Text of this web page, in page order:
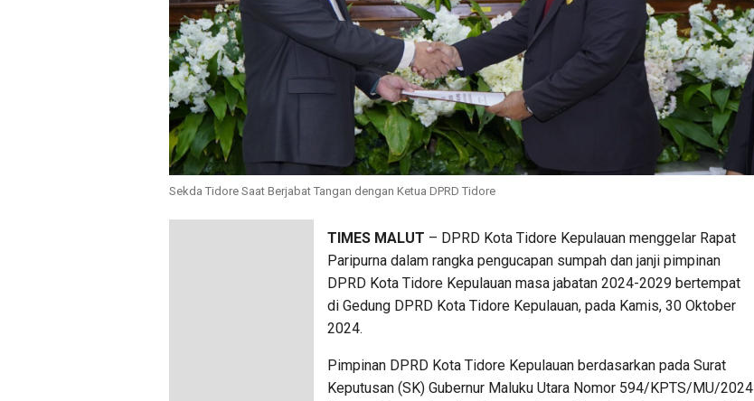
Sekda Tidore Saat Berjabat Tangan dengan Ketua DPRD Tidore
TIMES MALUT – DPRD Kota Tidore Kepulauan menggelar Rapat
Paripurna dalam rangka pengucapan sumpah dan janji pimpinan
DPRD Kota Tidore Kepulauan masa jabatan 2024-2029 bertempat
di Gedung DPRD Kota Tidore Kepulauan, pada Kamis, 30 Oktober
2024.
Pimpinan DPRD Kota Tidore Kepulauan berdasarkan pada Surat
Keputusan (SK) Gubernur Maluku Utara Nomor 594/KPTS/MU/2024